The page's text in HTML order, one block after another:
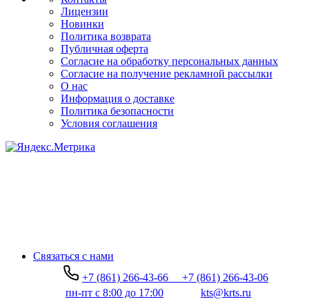
Лицензии
Новинки
Политика возврата
Публичная оферта
Согласие на обработку персональных данных
Согласие на получение рекламной рассылки
О нас
Информация о доставке
Политика безопасности
Условия соглашения
Связаться с нами
+7 (861) 266-43-66
+7 (861) 266-43-06
пн-пт с 8:00 до 17:00
kts@krts.ru